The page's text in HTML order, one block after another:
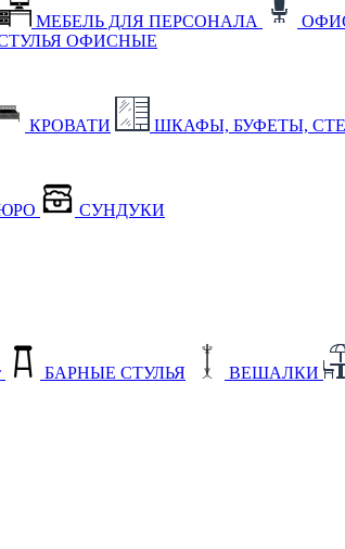
МЕБЕЛЬ ДЛЯ ПЕРСОНАЛА
ОФИСНЫЕ
КРОВАТИ ШКАФЫ, БУФЕТЫ,
СУНДУКИ
БАРНЫЕ СТУЛЬЯ ВЕШАЛКИ